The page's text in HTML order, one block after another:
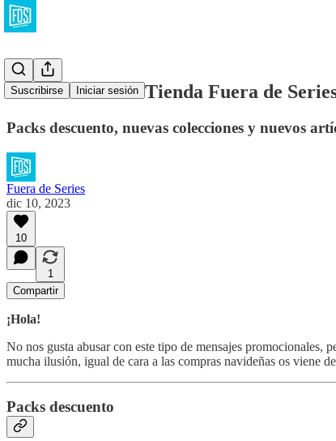
Suscribirse Iniciar sesión
Novedades de la Tienda Fuera de
Packs descuento, nuevas colecciones y nuevos
Fuera de Series
dic 10, 2023
10
1
Compartir
¡Hola!
No nos gusta abusar con este tipo de mensajes promocionales,
mucha ilusión, igual de cara a las compras navideñas os viene
Packs descuento